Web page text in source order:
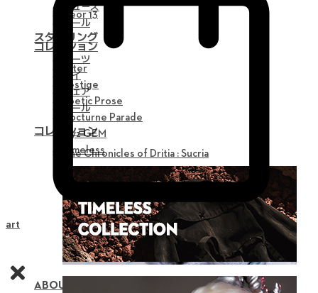
Neor 13
スタイリング
パーツ
アイ
ウェア
ツール
コレクション
The Chronicles of Dritia : Sucria
ABOUT NEOR 13
シューズ
ツール
コレクション
Alter
Vestige
Poetic Prose
Nocturne Parade
Myz GEM
Timeless